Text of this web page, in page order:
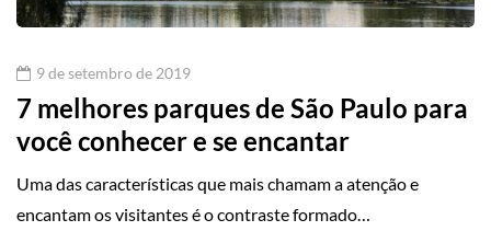
9 de setembro de 2019
7 melhores parques de São Paulo para
você conhecer e se encantar
Uma das características que mais chamam a atenção e
encantam os visitantes é o contraste formado…